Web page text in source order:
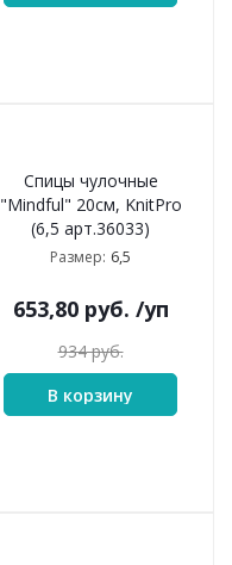
Спицы чулочные
"Mindful" 20см, KnitPro
(6,5 арт.36033)
Размер: 6,5
653,80руб. /уп
934руб.
В корзину